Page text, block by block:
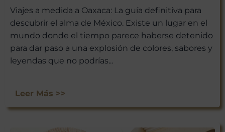
Viajes a medida a Oaxaca: La guía definitiva para
descubrir el alma de México. Existe un lugar en el
mundo donde el tiempo parece haberse detenido
para dar paso a una explosión de colores, sabores y
leyendas que no podrías...
Leer Más >>